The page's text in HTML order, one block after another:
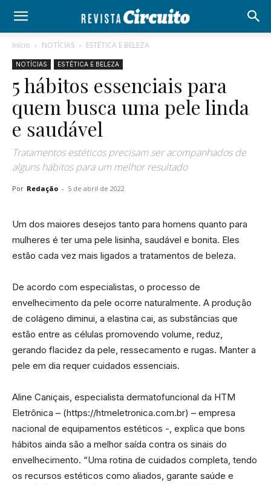
Início NOTÍCIAS ESTÉTICA E BELEZA
NOTÍCIAS ESTÉTICA E BELEZA
5 hábitos essenciais para
quem busca uma pele linda
e saudável
Tratamentos estéticos precisam ser acompanhados de
alguns hábitos para um melhor resultado
Por Redação - 5 de abril de 2022
Um dos maiores desejos tanto para homens quanto para
mulheres é ter uma pele lisinha, saudável e bonita. Eles
estão cada vez mais ligados a tratamentos de beleza.
De acordo com especialistas, o processo de
envelhecimento da pele ocorre naturalmente. A produção
de colágeno diminui, a elastina cai, as substâncias que
estão entre as células promovendo volume, reduz,
gerando flacidez da pele, ressecamento e rugas. Manter a
pele em dia requer cuidados essenciais.
Aline Caniçais, especialista dermatofuncional da HTM
Eletrônica – (https://htmeletronica.com.br) – empresa
nacional de equipamentos estéticos -, explica que bons
hábitos ainda são a melhor saída contra os sinais do
envelhecimento. “Uma rotina de cuidados completa, tendo
os recursos estéticos como aliados, garante saúde e